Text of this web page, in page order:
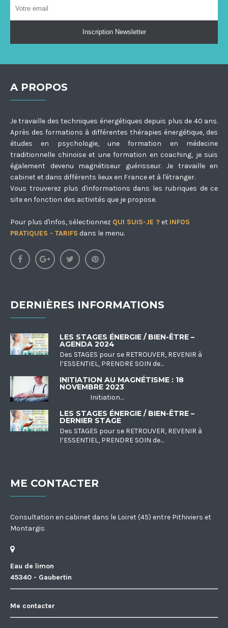
A PROPOS
Je travaille des techniques énergétiques depuis plus de 40 ans.
Après des formations à différentes thérapies énergétique, des
études en psychologie, une formation en médecine
traditionnelle chinoise et une formation en coaching, je suis
également devenu magnétiseur guérisseur. Je travaille en
cabinet et dans différents lieux en France et à l'étranger.
Vous trouverez plus d'informations dans les rubriques de ce
site en fonction des activités que je propose.
Pour plus d'infos, sélectionnez QUI SUIS-JE ? et INFOS
PRATIQUES - TARIFS dans le menu.
DERNIÈRES INFORMATIONS
LES STAGES ÉNERGIE / BIEN-ÊTRE –
AGENDA 2024
Des STAGES pour se RETROUVER, REVENIR à
l’ESSENTIEL, PRENDRE SOIN de…
INITIATION AU MAGNÉTISME : 18
NOVEMBRE 2023
Initiation…
LES STAGES ÉNERGIE / BIEN-ÊTRE –
DERNIER STAGE
Des STAGES pour se RETROUVER, REVENIR à
l’ESSENTIEL, PRENDRE SOIN de…
ME CONTACTER
Consultation en cabinet dans le Loiret (45) entre Pithiviers et
Montargis
Eau de limon
45340 - Gaubertin
Me contacter